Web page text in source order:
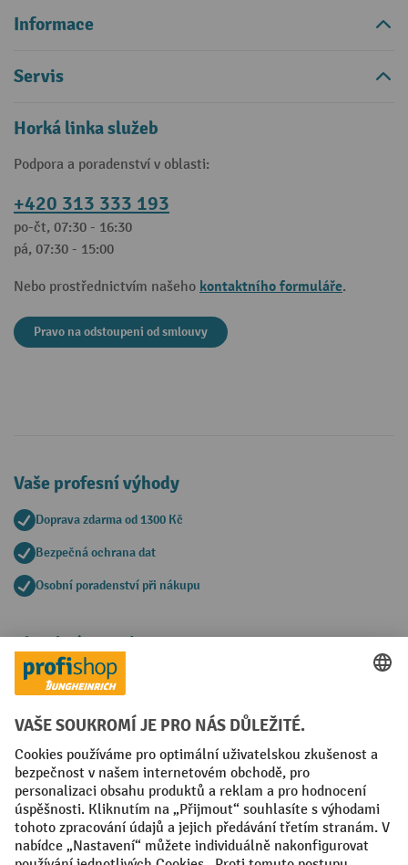
Informace
Servis
Horká linka služeb
Podpora a poradenství v oblasti:
+420 313 333 193
po-čt, 07:30 - 16:30
pá, 07:30 - 15:00
Nebo prostřednictvím našeho kontaktního formuláře.
Pravo na odstoupeni od smlouvy
Vaše profesní výhody
Doprava zdarma od 1300 Kč
Bezpečná ochrana dat
Osobní poradenství při nákupu
Platební metody
Faktura
Sociální sítě
Facebook
YouTube
LinkedIn